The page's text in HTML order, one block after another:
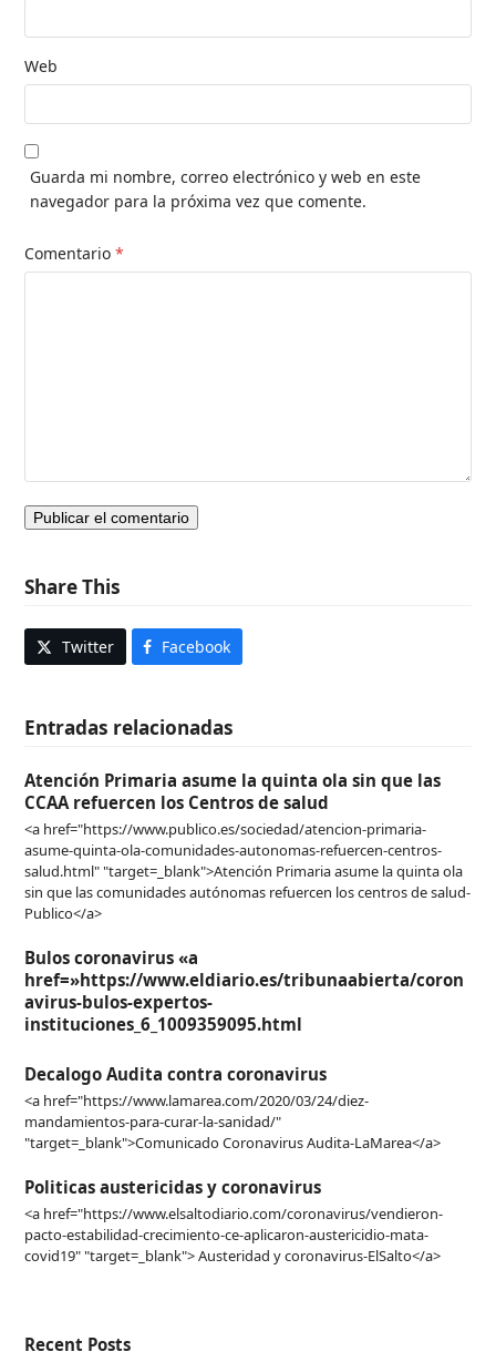
Web
Guarda mi nombre, correo electrónico y web en este
navegador para la próxima vez que comente.
Comentario*
Share This
Twitter Facebook
Entradas relacionadas
Atención Primaria asume la quinta ola sin que las
CCAA refuercen los Centros de salud
<a href="https://www.publico.es/sociedad/atencion-primaria-
asume-quinta-ola-comunidades-autonomas-refuercen-centros-
salud.html" "target=_blank">Atención Primaria asume la quinta ola
sin que las comunidades autónomas refuercen los centros de salud-
Publico</a>
Bulos coronavirus «a
href=»https://www.eldiario.es/tribunaabierta/coron
avirus-bulos-expertos-
instituciones_6_1009359095.html
Decalogo Audita contra coronavirus
<a href="https://www.lamarea.com/2020/03/24/diez-
mandamientos-para-curar-la-sanidad/"
"target=_blank">Comunicado Coronavirus Audita-LaMarea</a>
Politicas austericidas y coronavirus
<a href="https://www.elsaltodiario.com/coronavirus/vendieron-
pacto-estabilidad-crecimiento-ce-aplicaron-austericidio-mata-
covid19" "target=_blank"> Austeridad y coronavirus-ElSalto</a>
Recent Posts